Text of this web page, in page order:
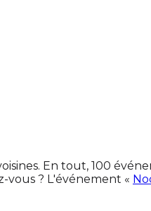
En tout, 100
vous ? L'événement «